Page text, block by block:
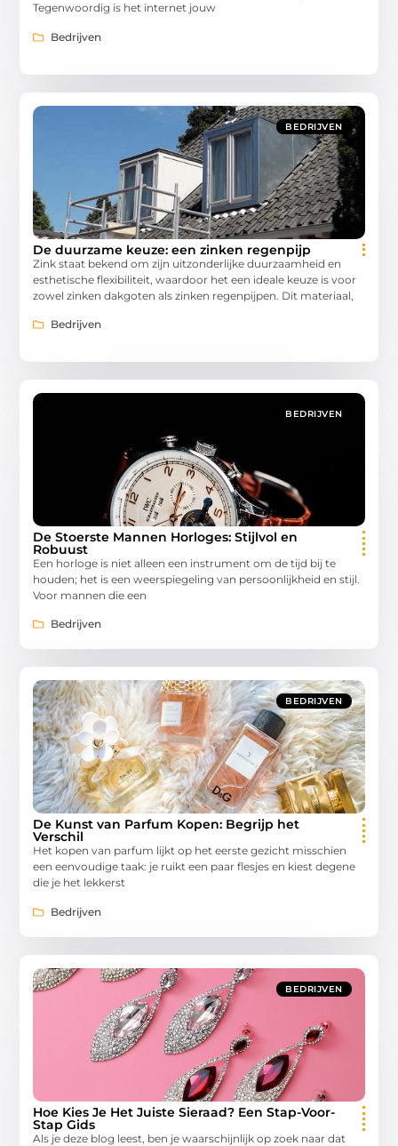
Tegenwoordig is het internet jouw
Bedrijven
BEDRIJVEN
De duurzame keuze: een zinken regenpijp
Zink staat bekend om zijn uitzonderlijke duurzaamheid en
esthetische flexibiliteit, waardoor het een ideale keuze is voor
zowel zinken dakgoten als zinken regenpijpen. Dit materiaal,
Bedrijven
BEDRIJVEN
De Stoerste Mannen Horloges: Stijlvol en
Robuust
Een horloge is niet alleen een instrument om de tijd bij te
houden; het is een weerspiegeling van persoonlijkheid en stijl.
Voor mannen die een
Bedrijven
BEDRIJVEN
De Kunst van Parfum Kopen: Begrijp het
Verschil
Het kopen van parfum lijkt op het eerste gezicht misschien
een eenvoudige taak: je ruikt een paar flesjes en kiest degene
die je het lekkerst
Bedrijven
BEDRIJVEN
Hoe Kies Je Het Juiste Sieraad? Een Stap-Voor-
Stap Gids
Als je deze blog leest, ben je waarschijnlijk op zoek naar dat